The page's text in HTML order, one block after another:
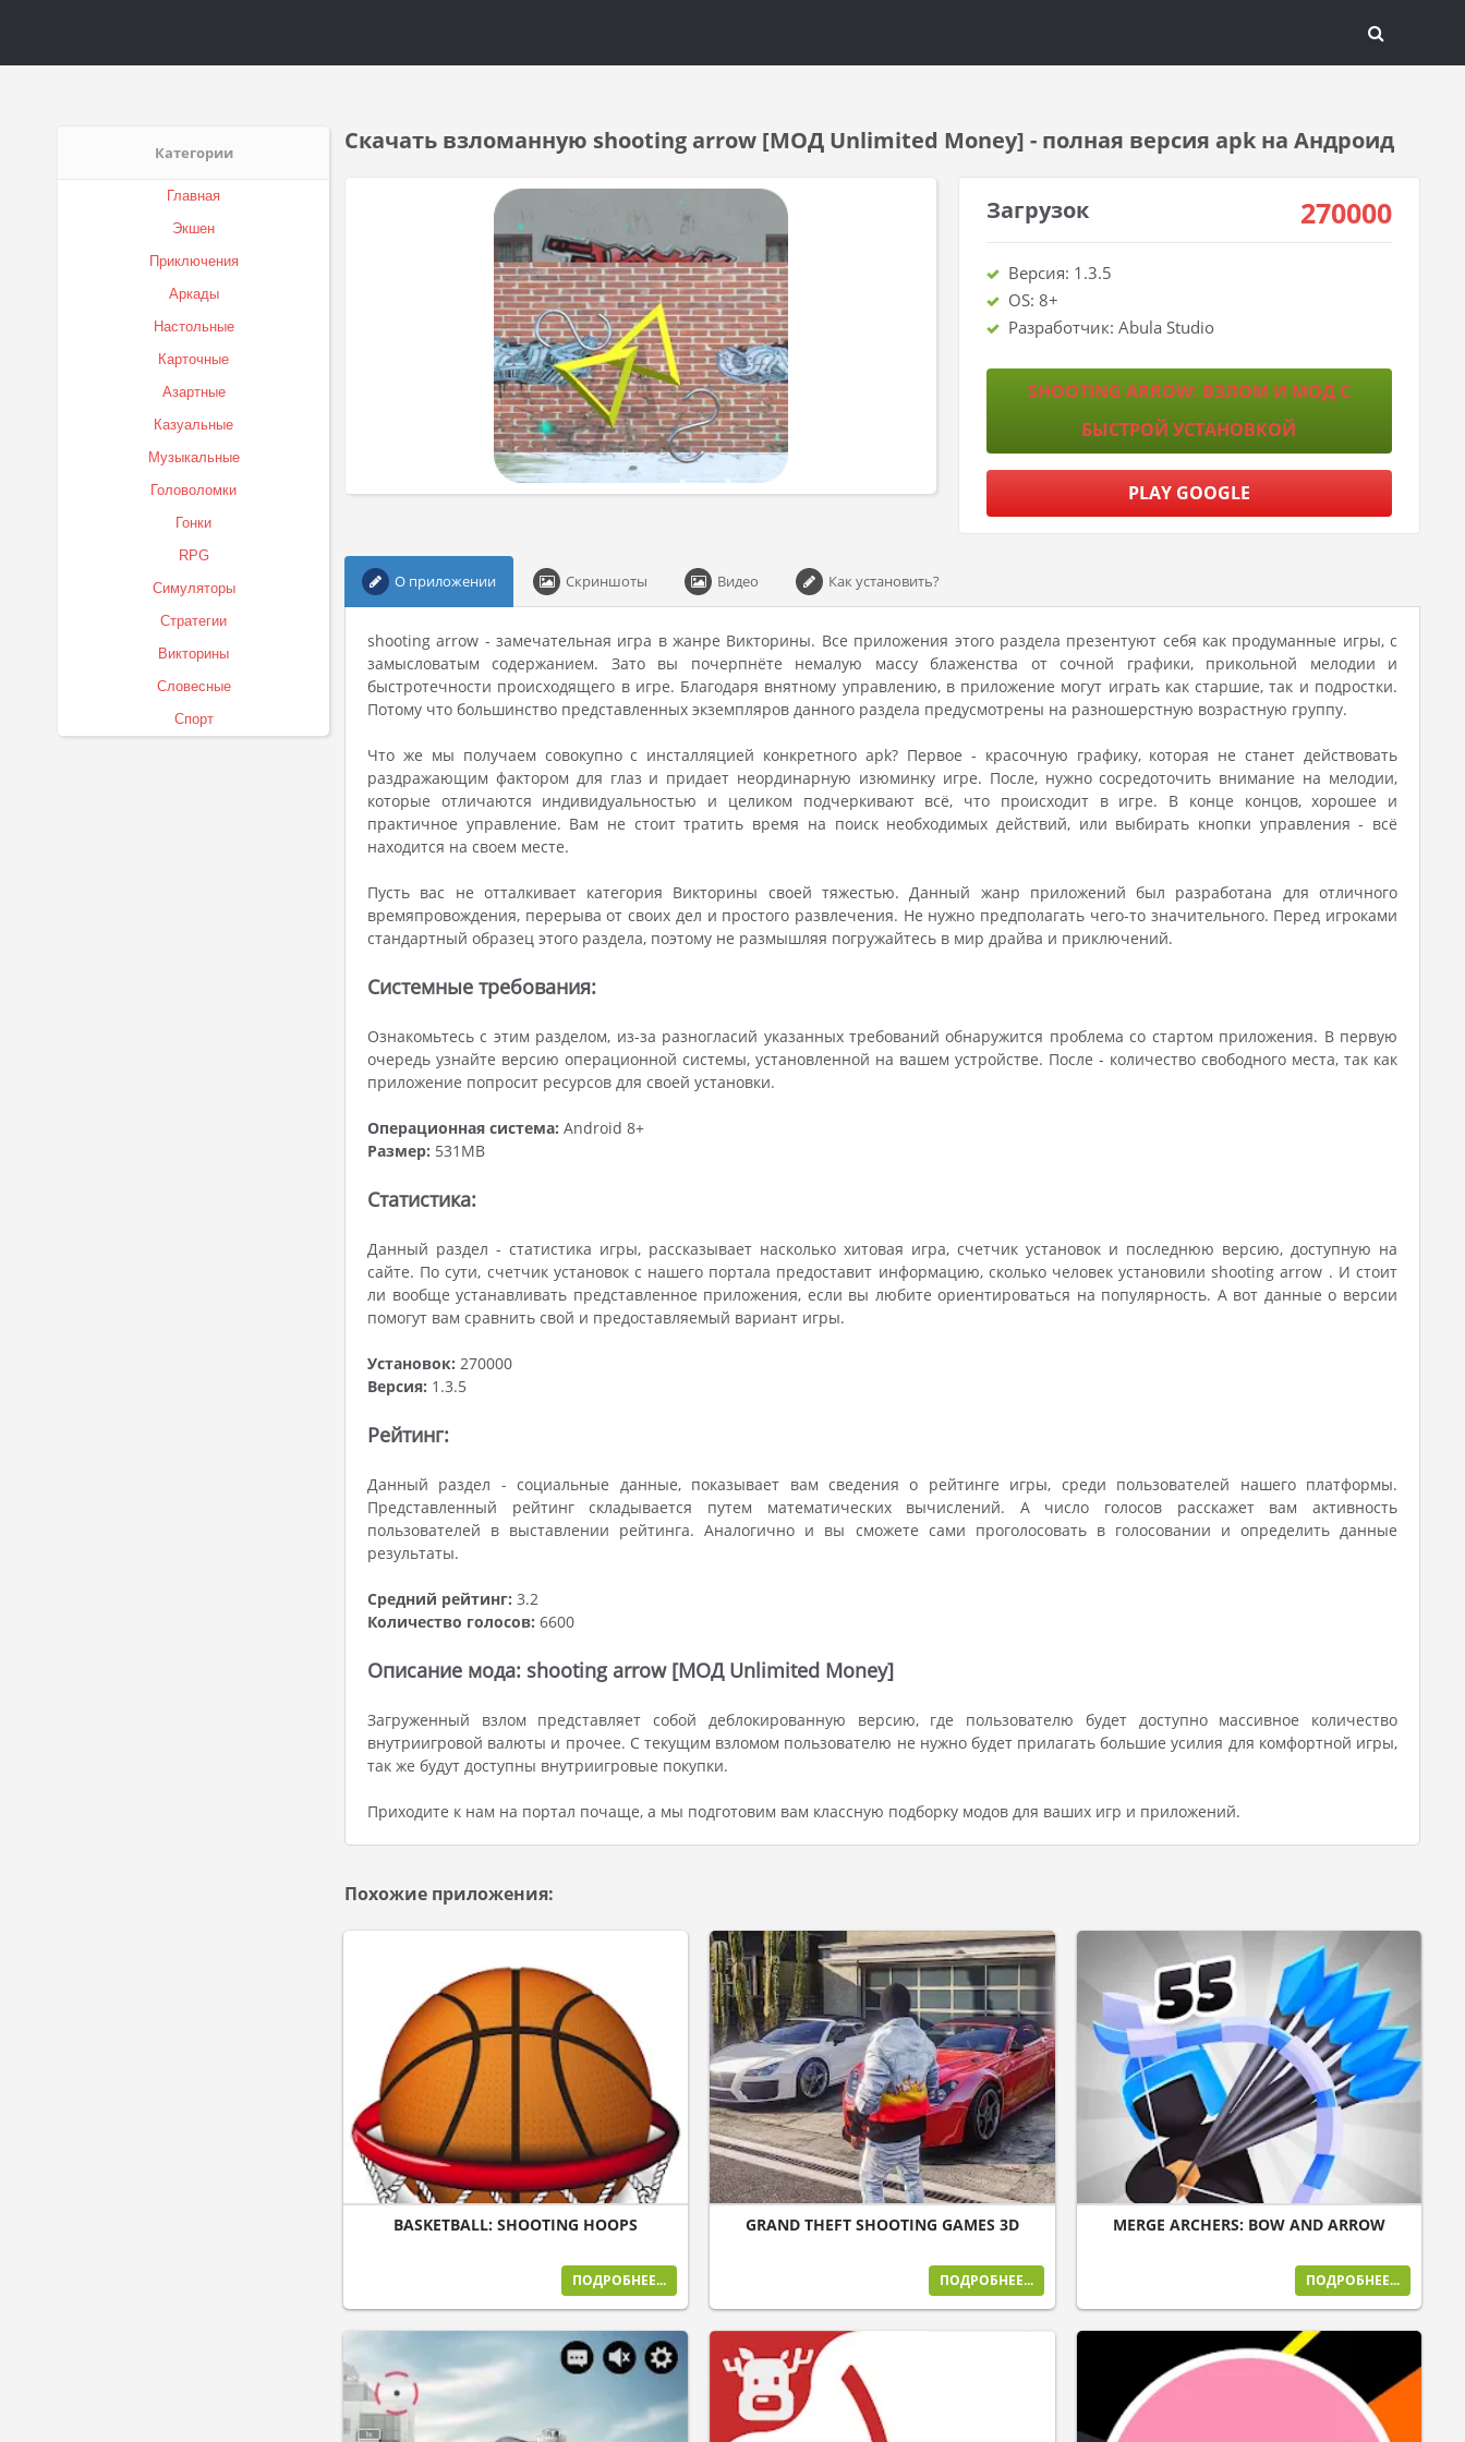
Категории
Главная
Экшен
Приключения
Аркады
Настольные
Карточные
Азартные
Казуальные
Музыкальные
Головоломки
Гонки
RPG
Симуляторы
Стратегии
Викторины
Словесные
Спорт
Скачать взломанную shooting arrow [МОД Unlimited Money] - полная версия apk на Андроид
Загрузок 270000
Версия: 1.3.5
OS: 8+
Разработчик: Abula Studio
SHOOTING ARROW: ВЗЛОМ И МОД С
БЫСТРОЙ УСТАНОВКОЙ
PLAY GOOGLE
О приложении Скриншоты Видео Как установить?
shooting arrow - замечательная игра в жанре Викторины. Все приложения этого раздела презентуют себя как продуманные игры, с
замысловатым содержанием. Зато вы почерпнёте немалую массу блаженства от сочной графики, прикольной мелодии и
быстротечности происходящего в игре. Благодаря внятному управлению, в приложение могут играть как старшие, так и подростки.
Потому что большинство представленных экземпляров данного раздела предусмотрены на разношерстную возрастную группу.
Что же мы получаем совокупно с инсталляцией конкретного apk? Первое - красочную графику, которая не станет действовать
раздражающим фактором для глаз и придает неординарную изюминку игре. После, нужно сосредоточить внимание на мелодии,
которые отличаются индивидуальностью и целиком подчеркивают всё, что происходит в игре. В конце концов, хорошее и
практичное управление. Вам не стоит тратить время на поиск необходимых действий, или выбирать кнопки управления - всё
находится на своем месте.
Пусть вас не отталкивает категория Викторины своей тяжестью. Данный жанр приложений был разработана для отличного
времяпровождения, перерыва от своих дел и простого развлечения. Не нужно предполагать чего-то значительного. Перед игроками
стандартный образец этого раздела, поэтому не размышляя погружайтесь в мир драйва и приключений.
Системные требования:
Ознакомьтесь с этим разделом, из-за разногласий указанных требований обнаружится проблема со стартом приложения. В первую
очередь узнайте версию операционной системы, установленной на вашем устройстве. После - количество свободного места, так как
приложение попросит ресурсов для своей установки.
Операционная система: Android 8+
Размер: 531MB
Статистика:
Данный раздел - статистика игры, рассказывает насколько хитовая игра, счетчик установок и последнюю версию, доступную на
сайте. По сути, счетчик установок с нашего портала предоставит информацию, сколько человек установили shooting arrow . И стоит
ли вообще устанавливать представленное приложения, если вы любите ориентироваться на популярность. А вот данные о версии
помогут вам сравнить свой и предоставляемый вариант игры.
Установок: 270000
Версия: 1.3.5
Рейтинг:
Данный раздел - социальные данные, показывает вам сведения о рейтинге игры, среди пользователей нашего платформы.
Представленный рейтинг складывается путем математических вычислений. А число голосов расскажет вам активность
пользователей в выставлении рейтинга. Аналогично и вы сможете сами проголосовать в голосовании и определить данные
результаты.
Средний рейтинг: 3.2
Количество голосов: 6600
Описание мода: shooting arrow [МОД Unlimited Money]
Загруженный взлом представляет собой деблокированную версию, где пользователю будет доступно массивное количество
внутриигровой валюты и прочее. С текущим взломом пользователю не нужно будет прилагать большие усилия для комфортной игры,
так же будут доступны внутриигровые покупки.
Приходите к нам на портал почаще, а мы подготовим вам классную подборку модов для ваших игр и приложений.
Похожие приложения:
BASKETBALL: SHOOTING HOOPS
ПОДРОБНЕЕ...
GRAND THEFT SHOOTING GAMES 3D
ПОДРОБНЕЕ...
MERGE ARCHERS: BOW AND ARROW
ПОДРОБНЕЕ...